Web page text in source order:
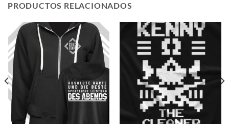
PRODUCTOS RELACIONADOS